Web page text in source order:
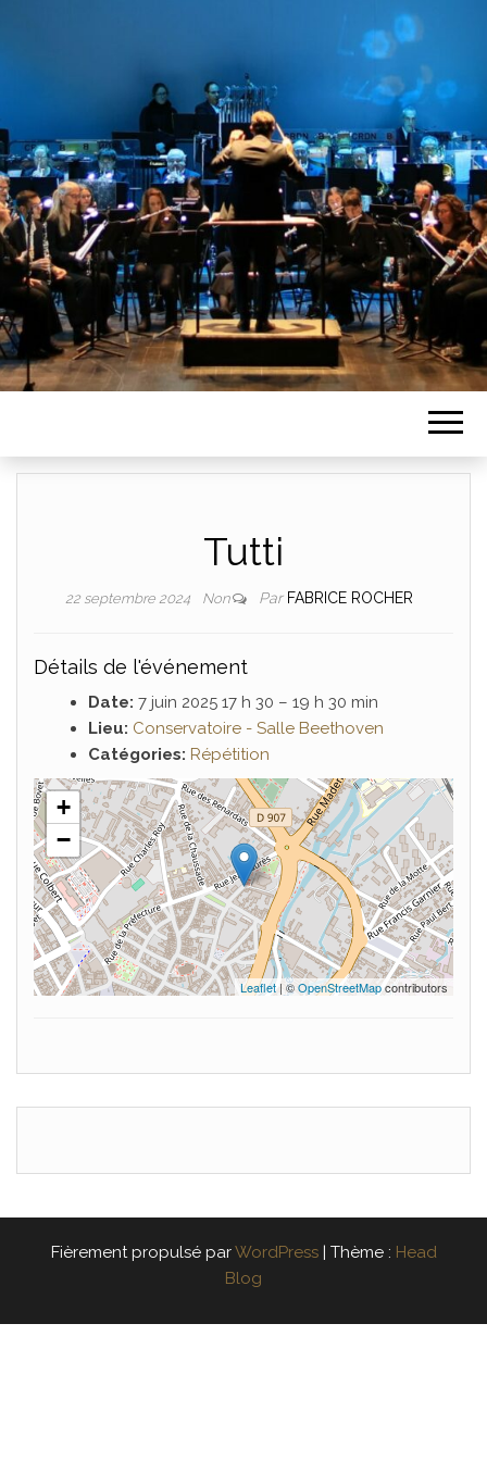
Tutti
22 septembre 2024 Non Par FABRICE ROCHER
Détails de l'événement
Date: 7 juin 2025 17 h 30 – 19 h 30 min
Lieu: Conservatoire - Salle Beethoven
Catégories: Répétition
+
−
Leaflet| ©OpenStreetMapcontributors
Fièrement propulsé parWordPress | Thème : Head
Blog